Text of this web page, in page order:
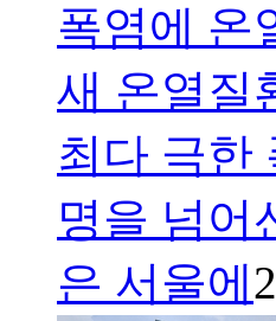
폭염에 온
새 온열질
최다 극한
명을 넘어
은 서울에